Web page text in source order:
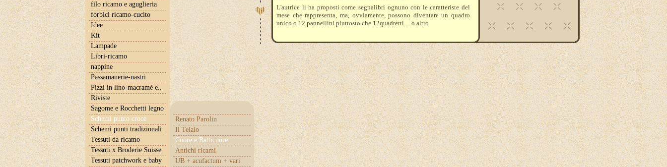
filo ricamo e aguglieria
forbici ricamo-cucito
Idee
Kit
Lampade
Libri-ricamo
nappine
Passamanerie-nastri
Pizzi in lino-macramè e..
Riviste
Sagome e Rocchetti legno
Schemi punto croce
Renato Parolin
Il Telaio
Cuore e Batticuore
Antichi ricami
UB + acufactum + vari
Schemi punti tradizionali
Tessuti da ricamo
Tessuti x Broderie Suisse
Tessuti patchwork e baby
L'autrice li ha proposti come segnalibri ognuno con le caratteriste del
mese che rappresenta, ma, ovviamente, possono diventare un quadro
unico o 12 pannellini piuttosto che 12quadretti ... o altro